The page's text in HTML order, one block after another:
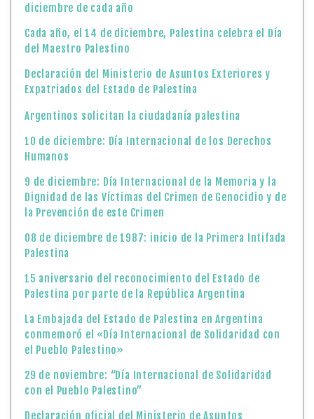
diciembre de cada año
Cada año, el 14 de diciembre, Palestina celebra el Día
del Maestro Palestino
Declaración del Ministerio de Asuntos Exteriores y
Expatriados del Estado de Palestina
Argentinos solicitan la ciudadanía palestina
10 de diciembre: Día Internacional de los Derechos
Humanos
9 de diciembre: Día Internacional de la Memoria y la
Dignidad de las Víctimas del Crimen de Genocidio y de
la Prevención de este Crimen
08 de diciembre de 1987: inicio de la Primera Intifada
Palestina
15 aniversario del reconocimiento del Estado de
Palestina por parte de la República Argentina
La Embajada del Estado de Palestina en Argentina
conmemoró el «Día Internacional de Solidaridad con
el Pueblo Palestino»
29 de noviembre: “Día Internacional de Solidaridad
con el Pueblo Palestino”
Declaración oficial del Ministerio de Asuntos